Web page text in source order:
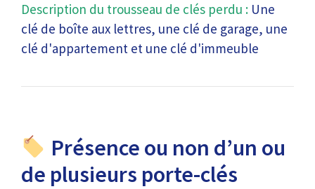
Description du trousseau de clés perdu : Une
clé de boîte aux lettres, une clé de garage, une
clé d'appartement et une clé d'immeuble
Présence ou non d’un ou
de plusieurs porte-clés